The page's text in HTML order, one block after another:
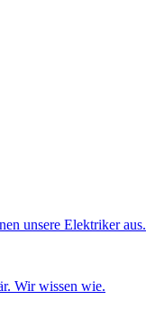
unsere Elektriker aus.
Wir wissen wie.